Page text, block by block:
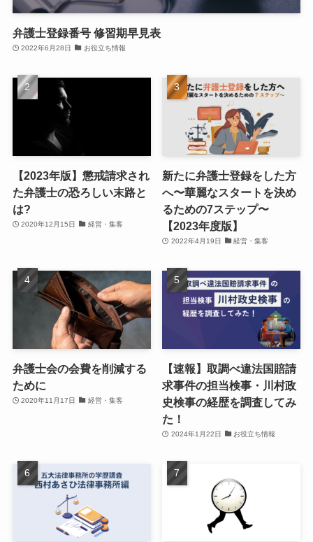
弁護士登録番号 修習期早見表
2022年6月28日 お役立ち情報
【2023年版】懲戒請求され
た弁護士の恐ろしい末路と
は?
2020年12月15日 経営・集客
新たに弁護士登録をした方
へ〜華麗なスタートを決め
るための7ステップ〜
【2023年度版】
2022年4月19日 経営・集客
弁護士会の会費を削減する
ために
2020年11月17日 経営・集客
【速報】取調べ違法国賠請
求事件の担当検事・川村政
史検事の経歴を調査してみ
た！
2024年1月22日 お役立ち情報